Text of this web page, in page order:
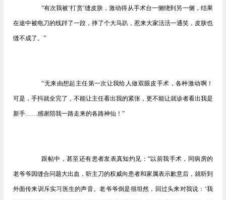
“有次我被‘打赏’缝皮肤，激动得从手术台一侧绕到另一侧，结果
在途中被电刀的线跘了一跤，摔了个大马趴，惹来大家活活一通笑，皮肤也
缝不成了。”
“无来由想起主任第一次让我给人做双眼皮手术，各种激动啊！
可是，手抖就全完了，不能让主任看出我的紧张，更不能让就诊者看出我是
新手……感谢陪我一路走来的各路神仙！”
跟帖中，甚至还有患者发表真知灼见：“以前我手术，同病房的
老爷爷因缝合问题大出血，听主刀的权威向患者和家属表示歉意后，就听到
外面传来训斥实习医生的声音。老爷爷倒是很坦然，回过头来对我说：‘我